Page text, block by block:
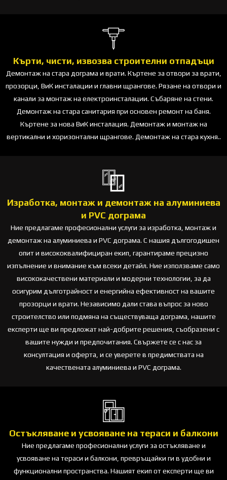
Кърти, чисти, извозва строителни отпадъци
Демонтаж на стара дограма и врати. Къртене за отвори за врати,
прозорци, ВиК инсталации и главни щрангове. Рязане на отвори и
канали за монтаж на електроинсталации. Събаряне на стени.
Демонтаж на стара санитария при основен ремонт на баня.
Къртене за нова ВиК инсталация. Демонтаж и монтаж на
вертикални и хоризонтални щрангове. Демонтаж на стара кухня..
Изработка, монтаж и демонтаж на алуминиева
и PVC дограма
Ние предлагаме професионални услуги за изработка, монтаж и
демонтаж на алуминиева и PVC дограма. С нашия дългогодишен
опит и висококвалифициран екип, гарантираме прецизно
изпълнение и внимание към всеки детайл. Ние използваме само
висококачествени материали и модерни технологии, за да
осигурим дълготрайност и енергийна ефективност на вашите
прозорци и врати. Независимо дали става въпрос за ново
строителство или подмяна на съществуваща дограма, нашите
експерти ще ви предложат най-добрите решения, съобразени с
вашите нужди и предпочитания. Свържете се с нас за
консултация и оферта, и се уверете в предимствата на
качествената алуминиева и PVC дограма.
Остъкляване и усвояване на тераси и балкони
Ние предлагаме професионални услуги за остъкляване и
усвояване на тераси и балкони, превръщайки ги в удобни и
функционални пространства. Нашият екип от експерти ще ви